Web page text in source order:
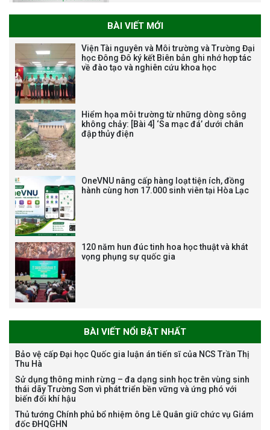
THƯ CẢM ƠN LỄ KỶ NIỆM 40
NĂM XÂY DỰNG VÀ PHÁT TRIỂN
VIỆN (1985-2025) VÀ ĐÓN
vị trí việc làm chức danh nghề
nghiệp chuyên môn dùng
Bảo vệ luận án tiến sĩ của NCS
Nguyễn Thế Thông
BÀI VIẾT MỚI
Viện Tài nguyên và Môi trường và Trường Đại
học Đông Đô ký kết Biên bản ghi nhớ hợp tác
về đào tạo và nghiên cứu khoa học
Hiểm họa môi trường từ những dòng sông
không chảy: [Bài 4] ‘Sa mạc đá’ dưới chân
đập thủy điện
OneVNU nâng cấp hàng loạt tiện ích, đồng
hành cùng hơn 17.000 sinh viên tại Hòa Lạc
120 năm hun đúc tinh hoa học thuật và khát
vọng phụng sự quốc gia
BÀI VIẾT NỔI BẬT NHẤT
Bảo vệ cấp Đại học Quốc gia luận án tiến sĩ của NCS Trần Thị
Thu Hà
Sử dụng thông minh rừng – đa dạng sinh học trên vùng sinh
thái dãy Trường Sơn vì phát triển bền vững và ứng phó với
biến đổi khí hậu
Thủ tướng Chính phủ bổ nhiệm ông Lê Quân giữ chức vụ Giám
đốc ĐHQGHN